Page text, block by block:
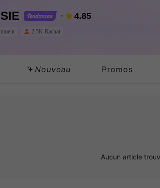
4.85
2.5K Rachat
Nouveau Promos
Aucun article